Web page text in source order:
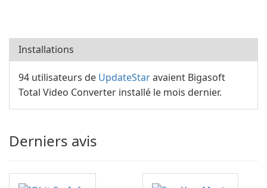
Installations
94 utilisateurs de UpdateStaravaient Bigasoft
Total Video Converter installé le mois dernier.
Derniers avis